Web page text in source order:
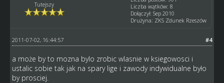
Tutejszy
Liczba wątków: 8
Dołączył: Sep 2010
Drużyna: ZKS Zdunek Rzeszów
#4
2011-07-02, 16:44:57
a może by to mozna bylo zrobic wlasnie w ksiegowosci i
ustalic sobie tak jak na spary lige i zawody indywidualne było
by prosciej.